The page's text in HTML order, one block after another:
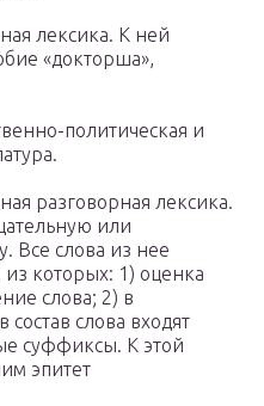
лексика. К ней
«докторша»,
политическая и
разговорная лексика.
или
Все слова из нее
из которых: 1) оценка
слова; 2) в
слова входят
суффиксы. К этой
эпитет